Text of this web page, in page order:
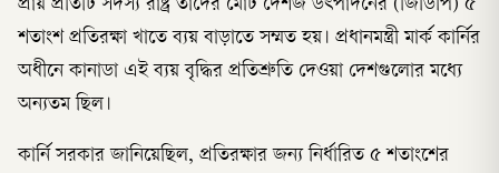
প্রায় প্রতিটি সদস্য রাষ্ট্র তাদের মোট দেশজ উৎপাদনের (জিডিপি) ৫
শতাংশ প্রতিরক্ষা খাতে ব্যয় বাড়াতে সম্মত হয়। প্রধানমন্ত্রী মার্ক কার্নির
অধীনে কানাডা এই ব্যয় বৃদ্ধির প্রতিশ্রুতি দেওয়া দেশগুলোর মধ্যে
অন্যতম ছিল।
কার্নি সরকার জানিয়েছিল, প্রতিরক্ষার জন্য নির্ধারিত ৫ শতাংশের